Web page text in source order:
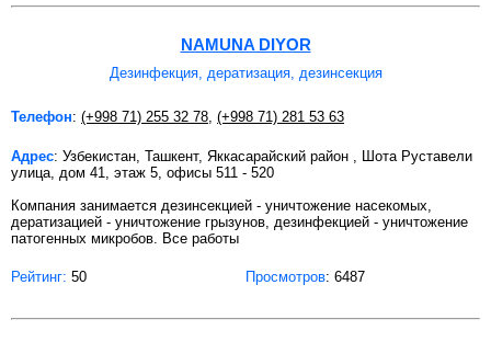
NAMUNA DIYOR
Дезинфекция, дератизация, дезинсекция
Телефон: (+998 71) 255 32 78 (+998 71) 281 53 63
Адрес: Узбекистан, Ташкент, Яккасарайский район , Шота Руставели
улица, дом 41, этаж 5, офисы 511 - 520
Компания занимается дезинсекцией - уничтожение насекомых,
дератизацией - уничтожение грызунов, дезинфекцией - уничтожение
патогенных микробов. Все работы
Рейтинг: 50 Просмотров: 6487